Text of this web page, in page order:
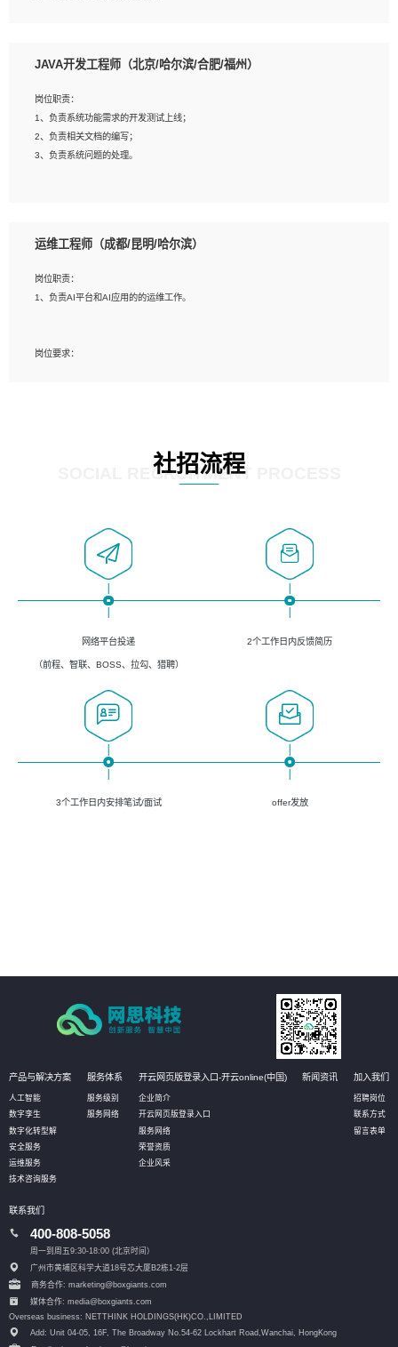
岗位要求：
2、精通linux命令。
3、熟悉oracle、mysql 数据库。
4、善于沟通，具有良好的团队合作精神和协作能力。
5、必须有实际的生产环境系统维护经验。
JAVA开发工程师（北京/哈尔滨/合肥/福州）
岗位职责：
1、负责系统功能需求的开发测试上线；
2、负责相关文档的编写；
3、负责系统问题的处理。
2、熟悉linux命令；
4、熟练使用oracle、mysql进行开发；
5、熟悉流程开发如使用activiti；
运维工程师（成都/昆明/哈尔滨）
岗位职责：
1、负责AI平台和AI应用的的运维工作。
岗位要求：
4、掌握DevOps思想、方法和流程。Jenkins工具使用；
5、掌握常见中间件配置与优化，如mysql、nginx等；
社招流程
SOCIAL RECRUITMENT PROCESS
网络平台投递
（前程、智联、BOSS、拉勾、猎聘）
2个工作日内反馈简历
3个工作日内安排笔试/面试 offer发放
产品与解决方案
人工智能
数字孪生
数字化转型解
安全服务
运维服务
技术咨询服务
服务体系
服务级别
服务网络
开云网页版登录入口-开云online(中国)
企业简介
开云网页版登录入口
服务网络
荣誉资质
企业风采
新闻资讯 加入我们
招聘岗位
联系方式
留言表单
联系我们
400-808-5058
周一到周五9:30-18:00 (北京时间）
广州市黄埔区科学大道18号芯大厦B2栋1-2层
商务合作: marketing@boxgiants.com
媒体合作: media@boxgiants.com
Overseas business: NETTHINK HOLDINGS(HK)CO.,LIMITED
Add: Unit 04-05, 16F, The Broadway No.54-62 Lockhart Road, Wanchai, HongKong